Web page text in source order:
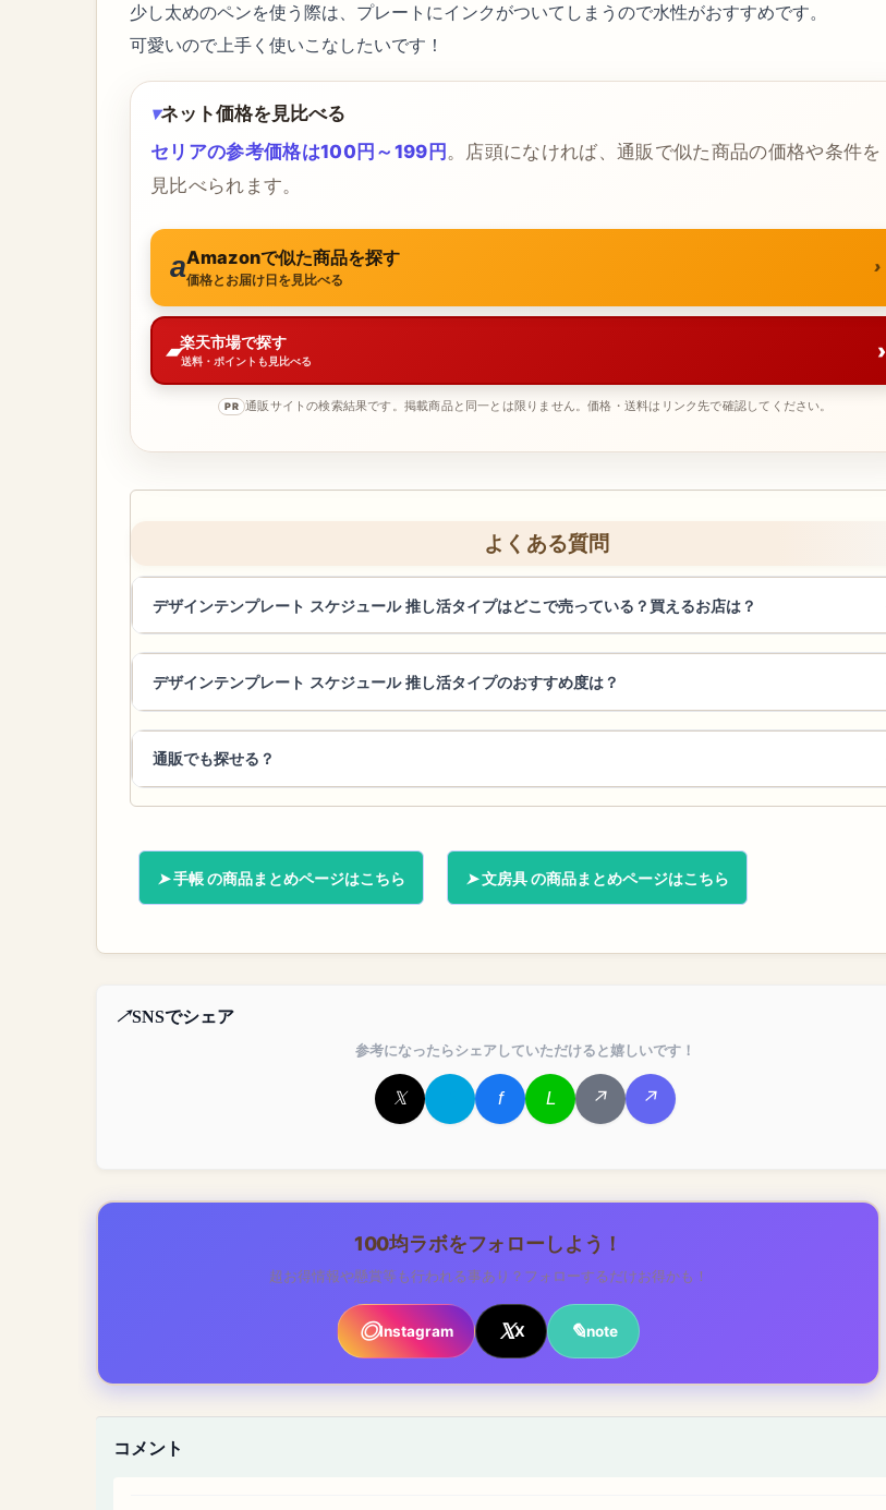
少し太めのペンを使う際は、プレートにインクがついてしまうので水性がおすすめです。
可愛いので上手く使いこなしたいです！
ネット価格を見比べる
セリアの参考価格は100円～199円 。店頭になければ、通販で似た商品の価格や条件を
見比べられます。
Amazonで似た商品を探す
価格とお届け日を見比べる
楽天市場で探す
送料・ポイントも見比べる ›
PR 通販サイトの検索結果です。掲載商品と同一とは限りません。価格・送料はリンク先で確認してください。
よくある質問
デザインテンプレート スケジュール 推し活タイプはどこで売っている？買えるお店は？
デザインテンプレート スケジュール 推し活タイプのおすすめ度は？
通販でも探せる？
手帳 の商品まとめページはこちら 文房具 の商品まとめページはこちら
SNSでシェア
参考になったらシェアしていただけると嬉しいです！
100均ラボをフォローしよう！
超お得情報や懸賞等も行われる事あり？フォローするだけお得かも！
Instagram X note
コメント